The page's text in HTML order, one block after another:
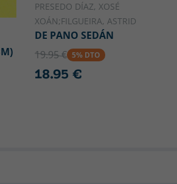
PRESEDO DÍAZ, XOSÉ
XOÁN;FILGUEIRA, ASTRID
DE PANO SEDÁN
19.95 € 5% DTO
18.95 €